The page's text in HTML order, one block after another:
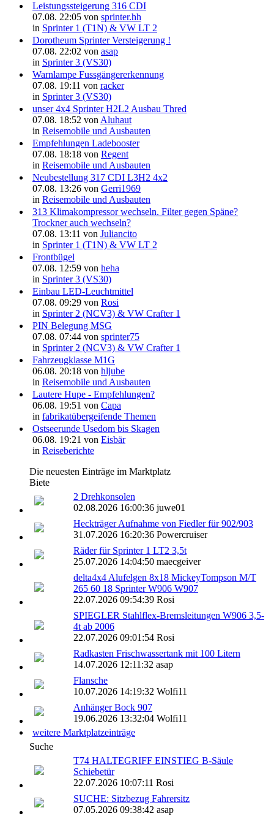
Leistungssteigerung 316 CDI
07.08. 22:05 von sprinter.hh
in Sprinter 1 (T1N) & VW LT 2
Dorotheum Sprinter Versteigerung !
07.08. 22:02 von asap
in Sprinter 3 (VS30)
Warnlampe Fussgängererkennung
07.08. 19:11 von racker
in Sprinter 3 (VS30)
unser 4x4 Sprinter H2L2 Ausbau Thred
07.08. 18:52 vonAluhaut
in Reisemobile und Ausbauten
Empfehlungen Ladebooster
07.08. 18:18 von Regent
in Reisemobile und Ausbauten
Neubestellung 317 CDI L3H2 4x2
07.08. 13:26 von Gerri1969
in Reisemobile und Ausbauten
313 Klimakompressor wechseln. Filter gegen Späne?
Trockner auch wechseln?
07.08. 13:11 von Juliancito
in Sprinter 1 (T1N) & VW LT 2
Frontbügel
07.08. 12:59 von heha
in Sprinter 3 (VS30)
Einbau LED-Leuchtmittel
07.08. 09:29 von Rosi
in Sprinter 2 (NCV3) & VW Crafter 1
PIN Belegung MSG
07.08. 07:44 von sprinter75
in Sprinter 2 (NCV3) & VW Crafter 1
Fahrzeugklasse M1G
06.08. 20:18 von hljube
in Reisemobile und Ausbauten
Lautere Hupe - Empfehlungen?
06.08. 19:51 von Capa
in fabrikatübergeifende Themen
Ostseerunde Usedom bis Skagen
06.08. 19:21 von Eisbär
in Reiseberichte
Die neuesten Einträge im Marktplatz
Biete
2 Drehkonsolen
02.08.2026 16:00:36 juwe01
Heckträger Aufnahme von Fiedler für 902/903
31.07.2026 16:20:36 Powercruiser
Räder für Sprinter 1 LT2 3,5t
25.07.2026 14:04:50 maecgeiver
delta4x4 Alufelgen 8x18 MickeyTompson M/T
265 60 18 Sprinter W906 W907
22.07.2026 09:54:39 Rosi
SPIEGLER Stahlflex-Bremsleitungen W906 3,5-
4t ab 2006
22.07.2026 09:01:54 Rosi
Radkasten Frischwassertank mit 100 Litern
14.07.2026 12:11:32 asap
Flansche
10.07.2026 14:19:32 Wolfi11
Anhänger Bock 907
19.06.2026 13:32:04 Wolfi11
weitere Marktplatzeinträge
Suche
T74 HALTEGRIFF EINSTIEG B-Säule
Schiebetür
22.07.2026 10:07:11 Rosi
SUCHE: Sitzbezug Fahrersitz
07.05.2026 09:38:42 asap